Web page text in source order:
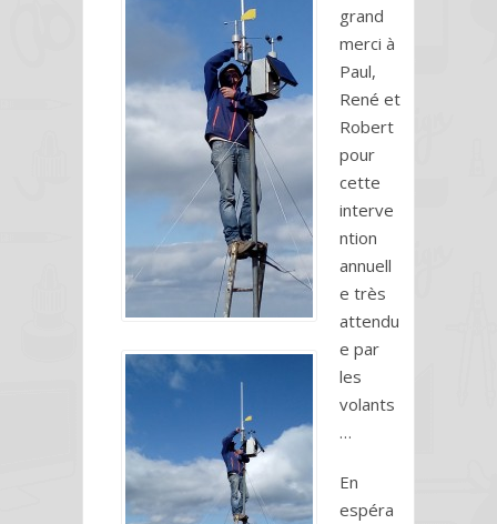
grand
merci à
Paul,
René et
Robert
pour
cette
interve
ntion
annuell
e très
attendu
e par
les
volants
…
En
espéra